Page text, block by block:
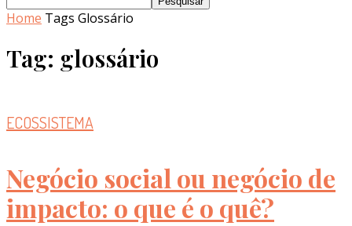
Home Tags Glossário
Tag: glossário
ECOSSISTEMA
Negócio social ou negócio de
impacto: o que é o quê?